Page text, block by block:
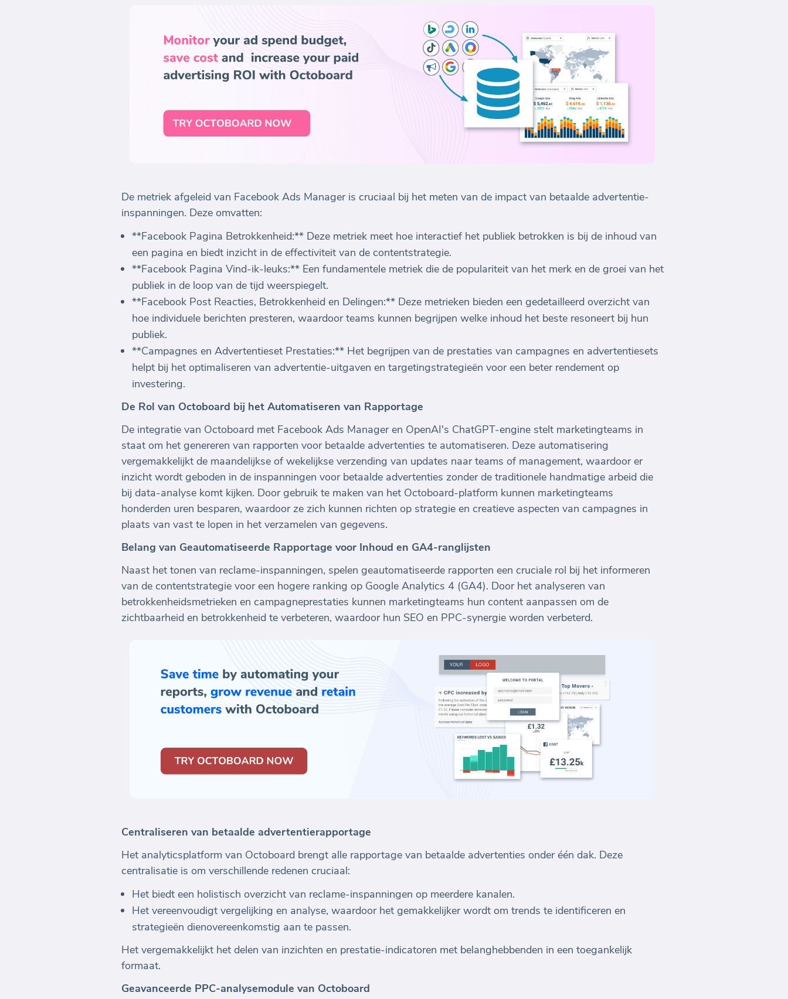
De metriek afgeleid van Facebook Ads Manager is cruciaal bij het meten van de impact van betaalde advertentie-
inspanningen. Deze omvatten:
**Facebook Pagina Betrokkenheid:** Deze metriek meet hoe interactief het publiek betrokken is bij de inhoud van
een pagina en biedt inzicht in de effectiviteit van de contentstrategie.
**Facebook Pagina Vind-ik-leuks:** Een fundamentele metriek die de populariteit van het merk en de groei van het
publiek in de loop van de tijd weerspiegelt.
**Facebook Post Reacties, Betrokkenheid en Delingen:** Deze metrieken bieden een gedetailleerd overzicht van
hoe individuele berichten presteren, waardoor teams kunnen begrijpen welke inhoud het beste resoneert bij hun
publiek.
**Campagnes en Advertentieset Prestaties:** Het begrijpen van de prestaties van campagnes en advertentiesets
helpt bij het optimaliseren van advertentie-uitgaven en targetingstrategieën voor een beter rendement op
investering.
De Rol van Octoboard bij het Automatiseren van Rapportage
De integratie van Octoboard met Facebook Ads Manager en OpenAI's ChatGPT-engine stelt marketingteams in
staat om het genereren van rapporten voor betaalde advertenties te automatiseren. Deze automatisering
vergemakkelijkt de maandelijkse of wekelijkse verzending van updates naar teams of management, waardoor er
inzicht wordt geboden in de inspanningen voor betaalde advertenties zonder de traditionele handmatige arbeid die
bij data-analyse komt kijken. Door gebruik te maken van het Octoboard-platform kunnen marketingteams
honderden uren besparen, waardoor ze zich kunnen richten op strategie en creatieve aspecten van campagnes in
plaats van vast te lopen in het verzamelen van gegevens.
Belang van Geautomatiseerde Rapportage voor Inhoud en GA4-ranglijsten
Naast het tonen van reclame-inspanningen, spelen geautomatiseerde rapporten een cruciale rol bij het informeren
van de contentstrategie voor een hogere ranking op Google Analytics 4 (GA4). Door het analyseren van
betrokkenheidsmetrieken en campagneprestaties kunnen marketingteams hun content aanpassen om de
zichtbaarheid en betrokkenheid te verbeteren, waardoor hun SEO en PPC-synergie worden verbeterd.
Centraliseren van betaalde advertentierapportage
Het analyticsplatform van Octoboard brengt alle rapportage van betaalde advertenties onder één dak. Deze
centralisatie is om verschillende redenen cruciaal:
Het biedt een holistisch overzicht van reclame-inspanningen op meerdere kanalen.
Het vereenvoudigt vergelijking en analyse, waardoor het gemakkelijker wordt om trends te identificeren en
strategieën dienovereenkomstig aan te passen.
Het vergemakkelijkt het delen van inzichten en prestatie-indicatoren met belanghebbenden in een toegankelijk
formaat.
Geavanceerde PPC-analysemodule van Octoboard